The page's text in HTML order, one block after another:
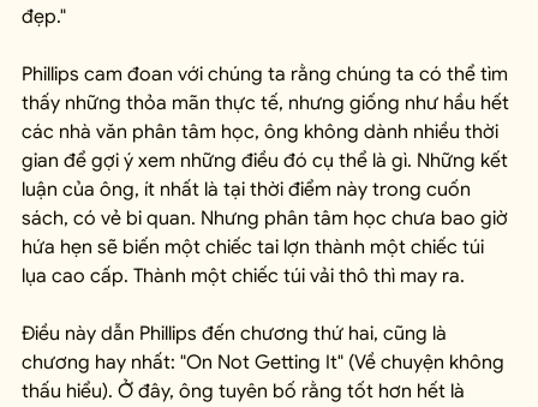
đẹp."
Phillips cam đoan với chúng ta rằng chúng ta có thể tìm
thấy những thỏa mãn thực tế, nhưng giống như hầu hết
các nhà văn phân tâm học, ông không dành nhiều thời
gian để gợi ý xem những điều đó cụ thể là gì. Những kết
luận của ông, ít nhất là tại thời điểm này trong cuốn
sách, có vẻ bi quan. Nhưng phân tâm học chưa bao giờ
hứa hẹn sẽ biến một chiếc tai lợn thành một chiếc túi
lụa cao cấp. Thành một chiếc túi vải thô thì may ra.
Điều này dẫn Phillips đến chương thứ hai, cũng là
chương hay nhất: "On Not Getting It" (Về chuyện không
thấu hiểu). Ở đây, ông tuyên bố rằng tốt hơn hết là